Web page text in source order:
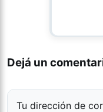
Dejá un
Tu dirección de